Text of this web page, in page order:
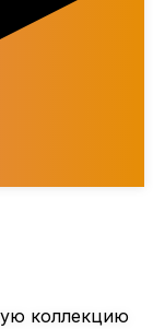
коллекцию